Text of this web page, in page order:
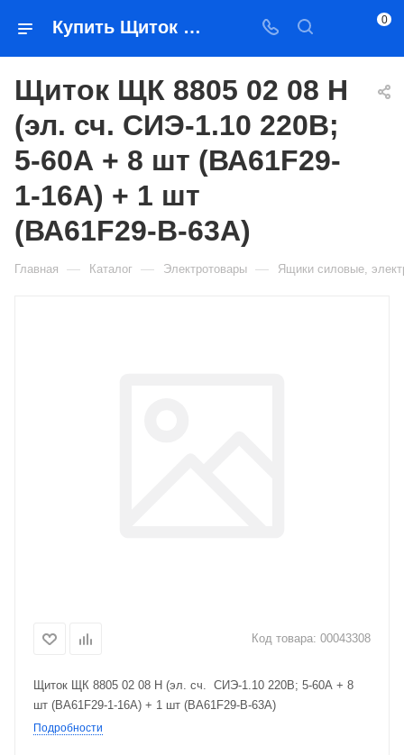
Купить Щиток ЩК 8805 02 08 Н (эл. сч. СИЭ-1.10 220В; 5-60А + 8 шт (ВА61F29-1-16А) + 1 шт (ВА61F29-В-63А) в Якутске — цена, характеристики, подбор | Востоктехторг 0
Щиток ЩК 8805 02 08 Н
(эл. сч. СИЭ-1.10 220В;
5-60А + 8 шт (ВА61F29-
1-16А) + 1 шт
(ВА61F29-В-63А)
Главная — Каталог — Электротовары — Ящики силовые,
Код товара: 00043308
Щиток ЩК 8805 02 08 Н (эл. сч. СИЭ-1.10 220В; 5-60А + 8
шт (ВА61F29-1-16А) + 1 шт (ВА61F29-В-63А)
Подробности